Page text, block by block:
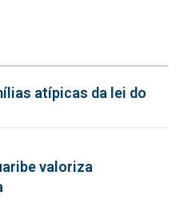
atípicas da lei do
valoriza